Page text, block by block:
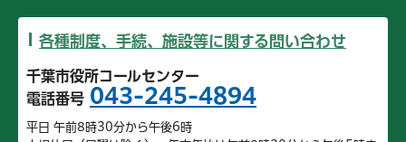
各種制度、手続、施設等に関する問い合わせ
千葉市役所コールセンター
電話番号 043-245-4894
平日 午前8時30分から午後6時